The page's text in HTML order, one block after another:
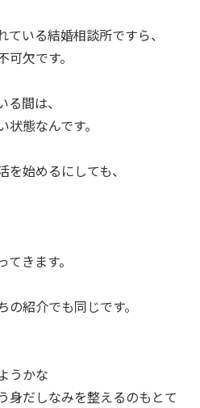
いる結婚相談所ですら、
欠です。
る間は、
態なんです。
始めるにしても、
きます。
紹介でも同じです。
うかな
身だしなみを整えるのもとて